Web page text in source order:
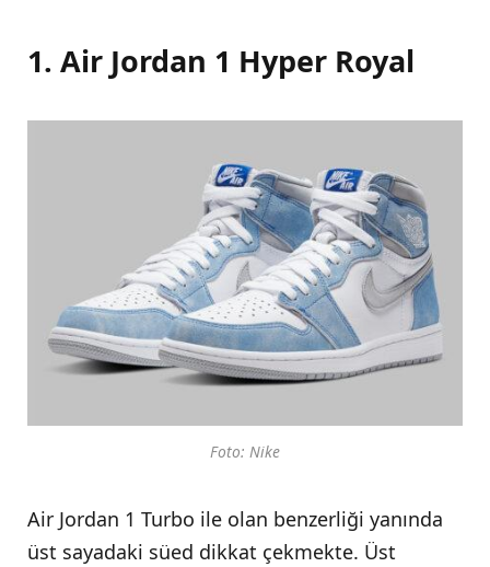
1. Air Jordan 1 Hyper Royal
Foto: Nike
Air Jordan 1 Turbo ile olan benzerliği yanında
üst sayadaki süed dikkat çekmekte. Üst